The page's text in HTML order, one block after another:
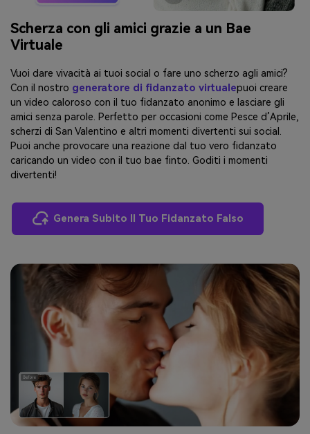
Scherza con gli amici grazie a un Bae
Virtuale
Vuoi dare vivacità ai tuoi social o fare uno scherzo agli amici?
Con il nostro generatore di fidanzato virtualepuoi creare
un video caloroso con il tuo fidanzato anonimo e lasciare gli
amici senza parole. Perfetto per occasioni come Pesce d’Aprile,
scherzi di San Valentino e altri momenti divertenti sui social.
Puoi anche provocare una reazione dal tuo vero fidanzato
caricando un video con il tuo bae finto. Goditi i momenti
divertenti!
Genera Subito Il Tuo Fidanzato Falso